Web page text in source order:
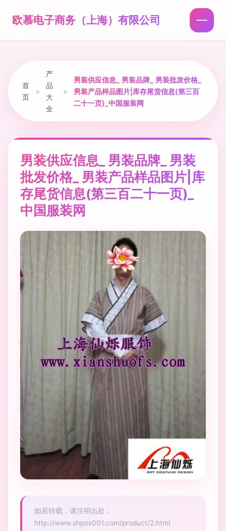
欧慕电子商务（上海）有限公司
首
页
>
产
品
大
全
>
男装供应信息_ 男装品牌_ 男装批发价格_
男装产品样品图片|库存尾货信息(第三百
二十一页)_中国服装网
男装供应信息_ 男装品牌_ 男装
批发价格_ 男装产品样品图片|库
存尾货信息(第三百二十一页)_
中国服装网
如若转载，请注明出处：
http://www.shpos001.com/product/2.html